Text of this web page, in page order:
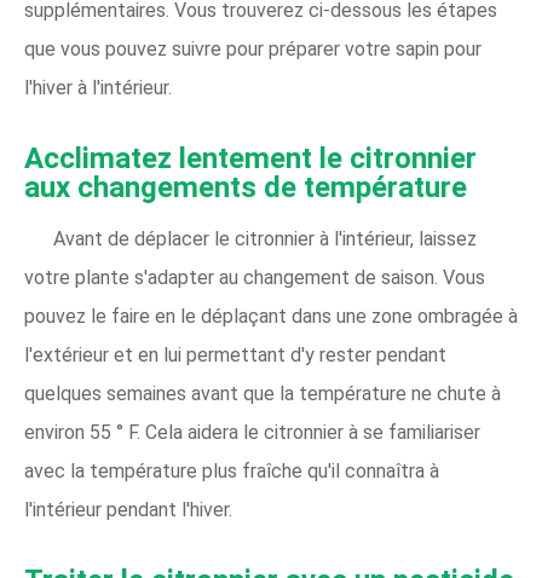
supplémentaires. Vous trouverez ci-dessous les étapes
que vous pouvez suivre pour préparer votre sapin pour
l'hiver à l'intérieur.
Acclimatez lentement le citronnier
aux changements de température
Avant de déplacer le citronnier à l'intérieur, laissez
votre plante s'adapter au changement de saison. Vous
pouvez le faire en le déplaçant dans une zone ombragée à
l'extérieur et en lui permettant d'y rester pendant
quelques semaines avant que la température ne chute à
environ 55 ° F. Cela aidera le citronnier à se familiariser
avec la température plus fraîche qu'il connaîtra à
l'intérieur pendant l'hiver.